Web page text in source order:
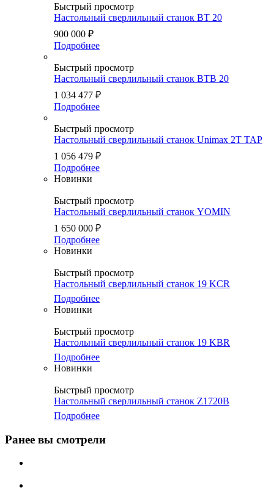
Быстрый просмотр
Настольный сверлильный станок BT 20
900 000 ₽
Подробнее
Быстрый просмотр
Настольный сверлильный станок BTB 20
1 034 477 ₽
Подробнее
Быстрый просмотр
Настольный сверлильный станок Unimax 2T TAP
1 056 479 ₽
Подробнее
Новинки
Быстрый просмотр
Настольный сверлильный станок YOMIN
1 650 000 ₽
Подробнее
Новинки
Быстрый просмотр
Настольный сверлильный станок 19 KCR
Подробнее
Новинки
Быстрый просмотр
Настольный сверлильный станок 19 KBR
Подробнее
Новинки
Быстрый просмотр
Настольный сверлильный станок Z1720B
Подробнее
Ранее вы смотрели